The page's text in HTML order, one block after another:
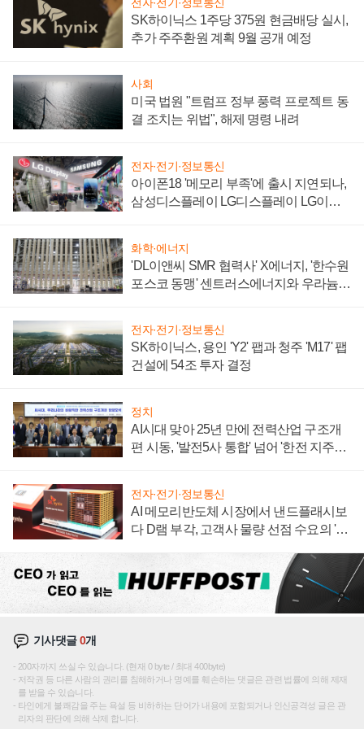
SK하이닉스 1주당 375원 현금배당 실시,
추가 주주환원 계획 9월 공개 예정
사회
미국 법원 "트럼프 정부 풍력 프로젝트 동
결 조치는 위법", 해제 명령 내려
전자·전기·정보통신
아이폰18 '메모리 부족'에 출시 지연되나,
삼성디스플레이 LG디스플레이 LG이노
화학·에너지
'DL이앤씨 SMR 협력사' X에너지, '한수원
포스코 동맹' 센트러스에너지와 우라늄
전자·전기·정보통신
SK하이닉스, 용인 'Y2' 팹과 청주 'M17' 팹
건설에 54조 투자 결정
정치
AI시대 맞아 25년 만에 전력산업 구조개
편 시동, '발전5사 통합' 넘어 '한전 지주사'
전자·전기·정보통신
AI 메모리반도체 시장에서 낸드플래시보
다 D램 부각, 고객사 물량 선점 수요의 '우
기사댓글0개
200자까지 쓰실 수 있습니다. (현재 0 byte / 최대 400byte)
저작권 등 다른 사람의 권리를 침해하거나 명예를 훼손하는 댓글은 관련 법률에 의해 제재
를 받을 수 있습니다.
타인에게 불쾌감을 주는 욕설 등 비하하는 단어가 내용에 포함되거나 인신공격성 글은 관
리자의 판단에 의해 삭제 합니다.